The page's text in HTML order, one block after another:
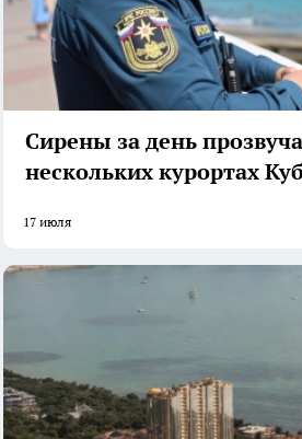
Сирены за день
нескольких курортах
17 июля